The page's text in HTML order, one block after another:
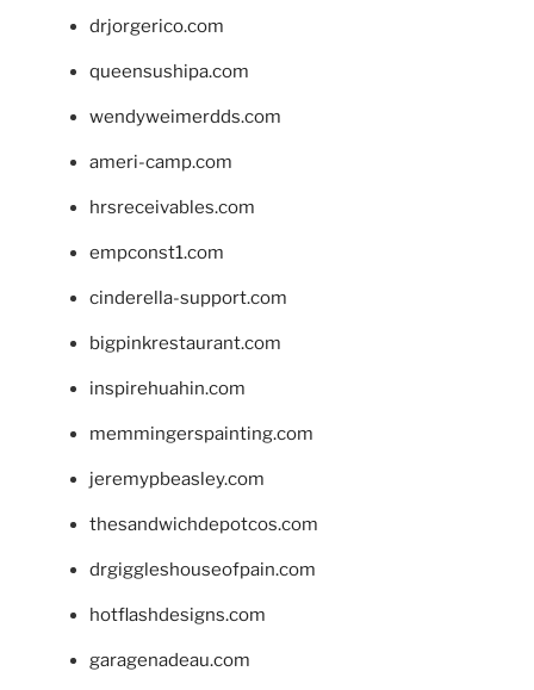
drjorgerico.com
queensushipa.com
wendyweimerdds.com
ameri-camp.com
hrsreceivables.com
empconst1.com
cinderella-support.com
bigpinkrestaurant.com
inspirehuahin.com
memmingerspainting.com
jeremypbeasley.com
thesandwichdepotcos.com
drgiggleshouseofpain.com
hotflashdesigns.com
garagenadeau.com